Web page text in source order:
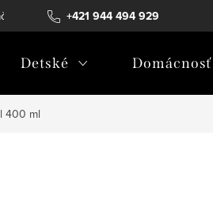
+421 944 494 929
poriadok Reklamačný formulár
Detské Domácnosť
400 ml